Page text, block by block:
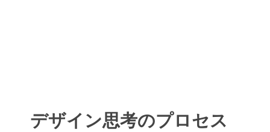
デザイン思考のプロセス